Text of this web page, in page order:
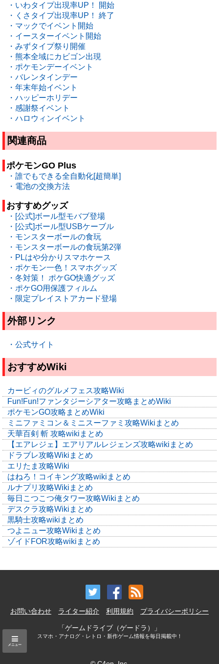
・いわタイプ出現率UP！ 開始
・くさタイプ出現率UP！ 終了
・マックでイベント開始
・イースターイベント開始
・みずタイプ祭り開催
・熊本全域にカビゴン出現
・ポケモンデーイベント
・バレンタインデー
・年末年始イベント
・ハッピーホリデー
・感謝祭イベント
・ハロウィンイベント
関連商品
ポケモンGO Plus
・誰でもできる全自動化[超簡単]
・電池の交換方法
おすすめグッズ
・[公式]ボール型モバブ登場
・[公式]ボール型USBケーブル
・モンスターボールの食玩
・モンスターボールの食玩第2弾
・PLはや分かりスマホケース
・ポケモン一色！スマホグッズ
・冬対策！ ポケGO快適グッズ
・ポケGO用保護フィルム
・限定プレイストアカード登場
外部リンク
・公式サイト
おすすめWiki
カービィのグルメフェス攻略Wiki
Fun!Fun!ファンタジーシアター攻略まとめWiki
ポケモンGO攻略まとめWiki
ミニファミコン＆ミニスーファミ攻略Wikiまとめ
天華百剣 斬 攻略wikiまとめ
【エアレジェ】エアリアルレジェンズ攻略wikiまとめ
ドラブレ攻略Wikiまとめ
エリたま攻略Wiki
はねろ！コイキング攻略wikiまとめ
ルナプリ攻略Wikiまとめ
毎日こつこつ俺タワー攻略Wikiまとめ
デスクラ攻略Wikiまとめ
黒騎士攻略wikiまとめ
つよニュー攻略Wikiまとめ
ゾイドFOR攻略wikiまとめ
お問い合わせ ライター紹介 利用規約 プライバシーポリシー
「ゲームドライブ（ゲードラ）」
スマホ・アナログ・レトロ・新作ゲーム情報を毎日掲載中！
メニュー